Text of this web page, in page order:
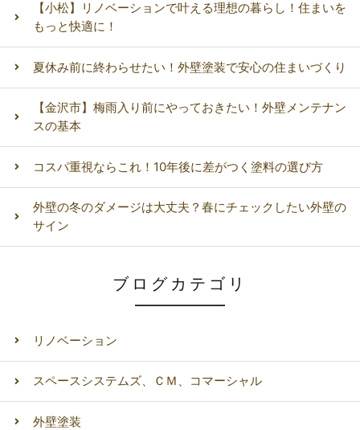
【小松】リノベーションで叶える理想の暮らし！住まいを
もっと快適に！
夏休み前に終わらせたい！外壁塗装で安心の住まいづくり
【金沢市】梅雨入り前にやっておきたい！外壁メンテナン
スの基本
コスパ重視ならこれ！10年後に差がつく塗料の選び方
外壁の冬のダメージは大丈夫？春にチェックしたい外壁の
サイン
ブログカテゴリ
リノベーション
スペースシステムズ、ＣＭ、コマーシャル
外壁塗装